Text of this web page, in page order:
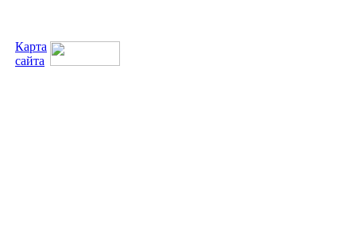
Карта
сайта